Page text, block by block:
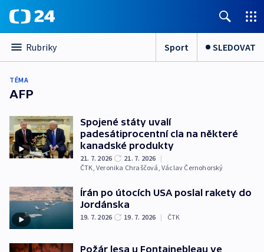
Rubriky Sport SLEDOVAT
TÉMA
AFP
Spojené státy uvalí
padesátiprocentní cla na některé
kanadské produkty
21. 7. 2026 21. 7. 2026 |
ČTK,Veronika Chraščová,Václav Černohorský
Írán po útocích USA poslal rakety do
Jordánska
19. 7. 2026 19. 7. 2026 | ČTK
Požár lesa u Fontainebleau ve